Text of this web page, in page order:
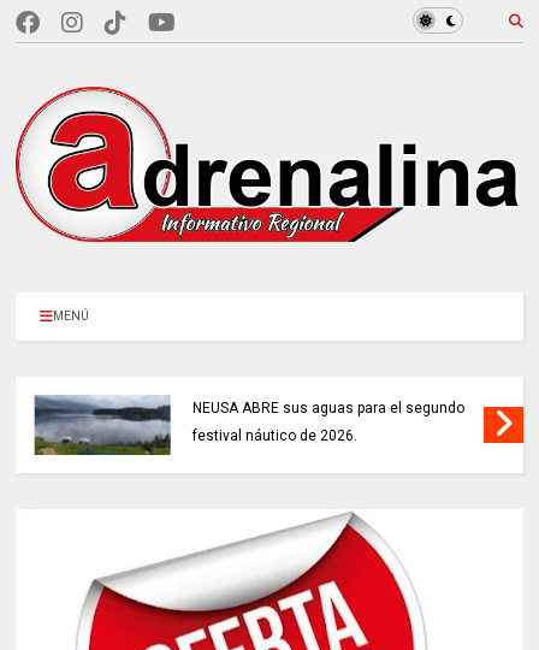
MENÚ
NEUSA ABRE sus aguas para el segundo
festival náutico de 2026.